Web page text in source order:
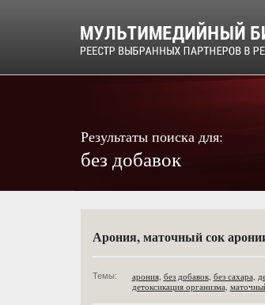
Результаты поиска для:
без добавок
Арония, маточный сок
Темы: арония, без добавок, без сахара,
детоксикация организма,